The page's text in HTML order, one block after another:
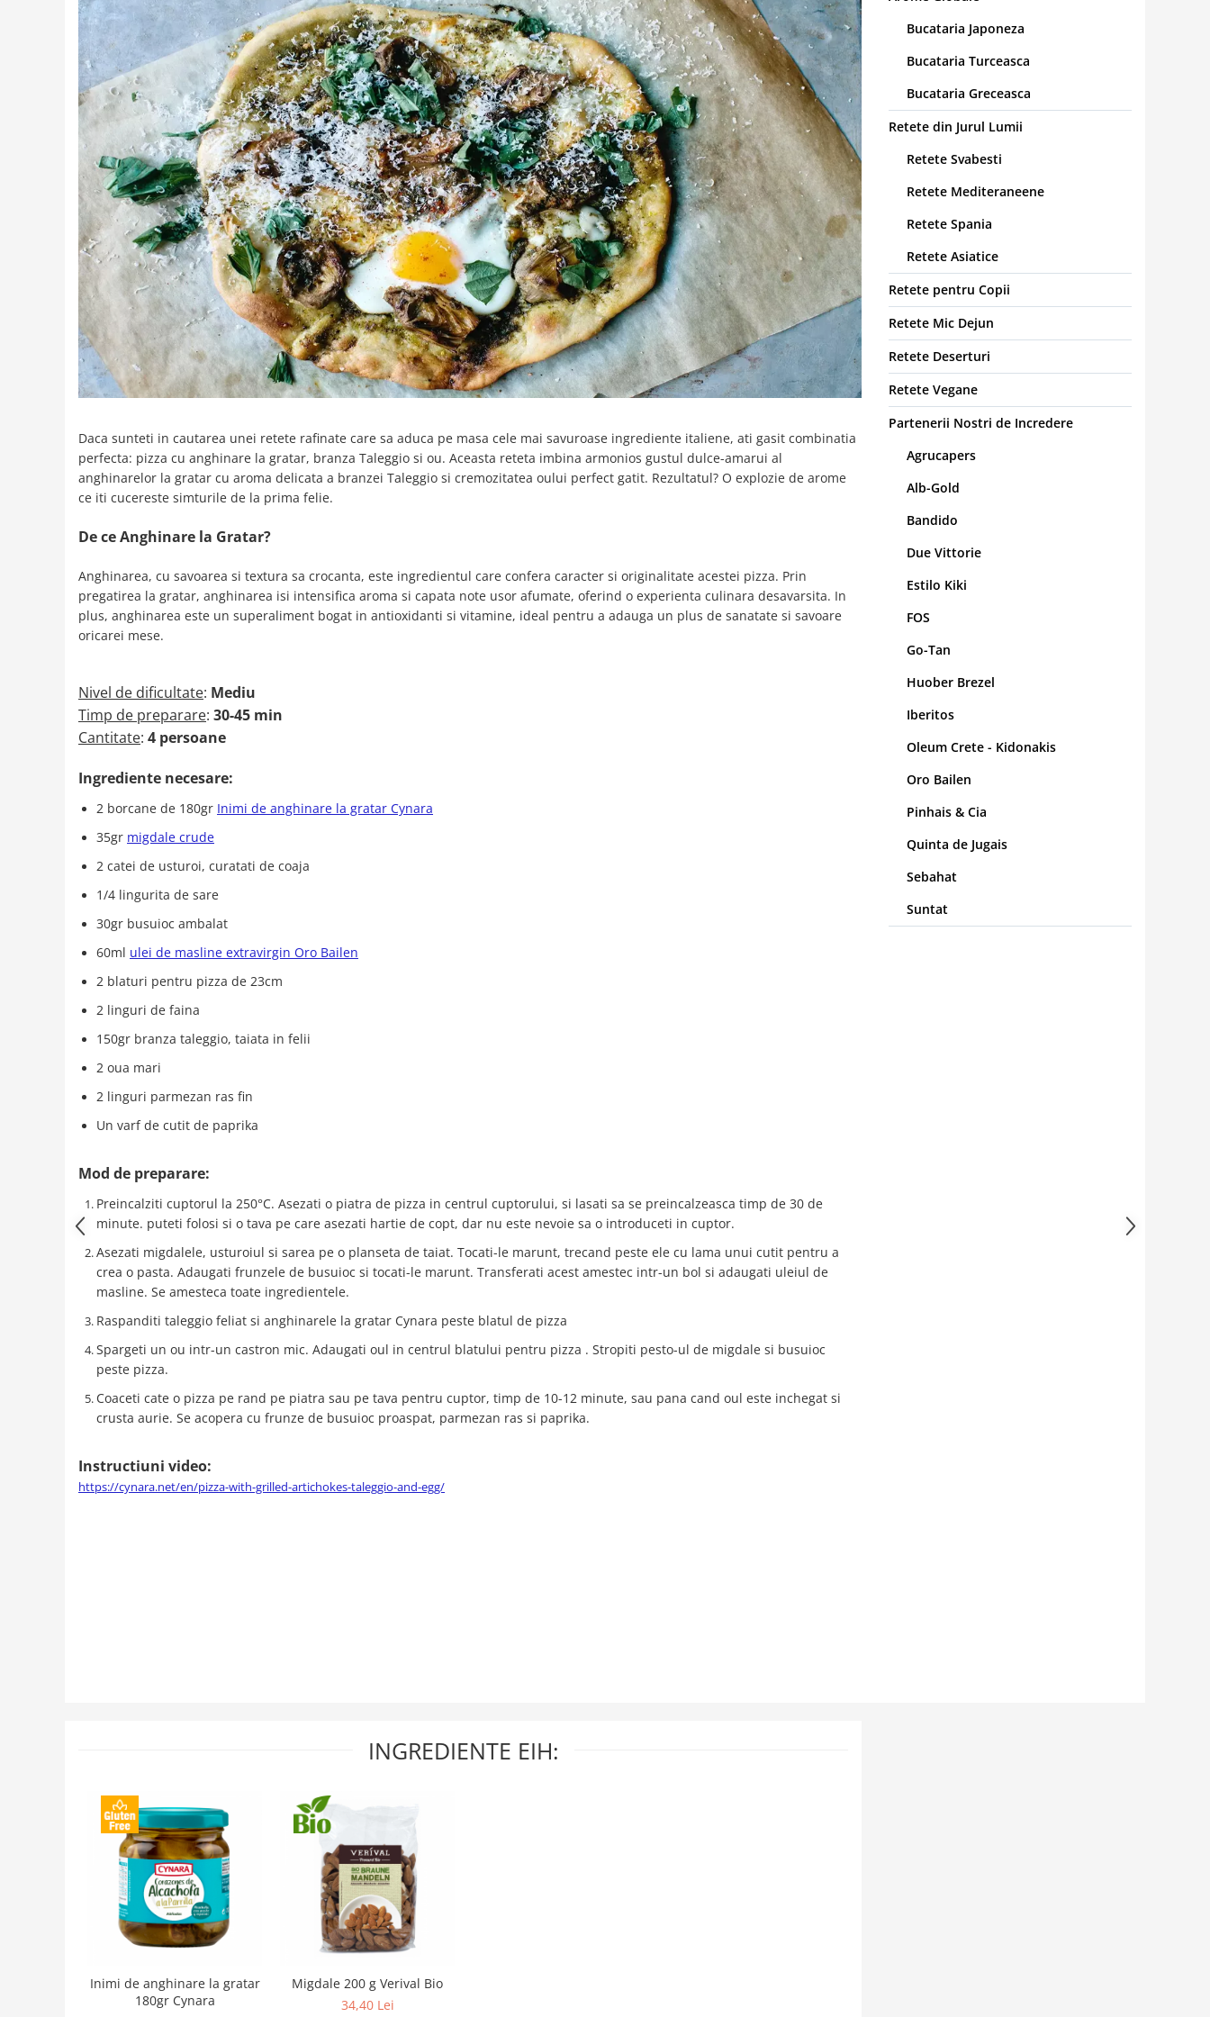
Condimente turcesti
Ghimbir murat la borcan
Daca sunteti in cautarea unei retete rafinate care sa aduca pe masa cele mai savuroase ingrediente italiene, ati gasit combinatia
perfecta: pizza cu anghinare la gratar, branza Taleggio si ou. Aceasta reteta imbina armonios gustul dulce-amarui al
anghinarelor la gratar cu aroma delicata a branzei Taleggio si cremozitatea oului perfect gatit. Rezultatul? O explozie de arome
ce iti cucereste simturile de la prima felie.
De ce Anghinare la Gratar?
Anghinarea, cu savoarea si textura sa crocanta, este ingredientul care confera caracter si originalitate acestei pizza. Prin
pregatirea la gratar, anghinarea isi intensifica aroma si capata note usor afumate, oferind o experienta culinara desavarsita. In
plus, anghinarea este un superaliment bogat in antioxidanti si vitamine, ideal pentru a adauga un plus de sanatate si savoare
oricarei mese.
Nivel de dificultate: Mediu
Timp de preparare: 30-45 min
Cantitate: 4 persoane
Ingrediente necesare:
2 borcane de 180gr Inimi de anghinare la gratar Cynara
35gr migdale crude
2 catei de usturoi, curatati de coaja
1/4 lingurita de sare
30gr busuioc ambalat
60ml ulei de masline extravirgin Oro Bailen
2 blaturi pentru pizza de 23cm
2 linguri de faina
150gr branza taleggio, taiata in felii
2 oua mari
2 linguri parmezan ras fin
Un varf de cutit de paprika
Mod de preparare:
Preincalziti cuptorul la 250°C. Asezati o piatra de pizza in centrul cuptorului, si lasati sa se preincalzeasca timp de 30 de
minute. puteti folosi si o tava pe care asezati hartie de copt, dar nu este nevoie sa o introduceti in cuptor.
Asezati migdalele, usturoiul si sarea pe o planseta de taiat. Tocati-le marunt, trecand peste ele cu lama unui cutit pentru a
crea o pasta. Adaugati frunzele de busuioc si tocati-le marunt. Transferati acest amestec intr-un bol si adaugati uleiul de
masline. Se amesteca toate ingredientele.
Raspanditi taleggio feliat si anghinarele la gratar Cynara peste blatul de pizza
Spargeti un ou intr-un castron mic. Adaugati oul in centrul blatului pentru pizza . Stropiti pesto-ul de migdale si busuioc
peste pizza.
Coaceti cate o pizza pe rand pe piatra sau pe tava pentru cuptor, timp de 10-12 minute, sau pana cand oul este inchegat si
crusta aurie. Se acopera cu frunze de busuioc proaspat, parmezan ras si paprika.
Instructiuni video:
https://cynara.net/en/pizza-with-grilled-artichokes-taleggio-and-egg/
Bucataria Japoneza
Bucataria Turceasca
Bucataria Greceasca
Retete din Jurul Lumii
Retete Svabesti
Retete Mediteraneene
Retete Spania
Retete Asiatice
Retete pentru Copii
Retete Mic Dejun
Retete Deserturi
Retete Vegane
Partenerii Nostri de Incredere
Agrucapers
Alb-Gold
Bandido
Due Vittorie
Estilo Kiki
FOS
Go-Tan
Huober Brezel
Iberitos
Oleum Crete - Kidonakis
Oro Bailen
Pinhais & Cia
Quinta de Jugais
Sebahat
Suntat
INGREDIENTE EIH:
Inimi de anghinare la gratar
180gr Cynara
Migdale 200 g Verival Bio
34,40 Lei